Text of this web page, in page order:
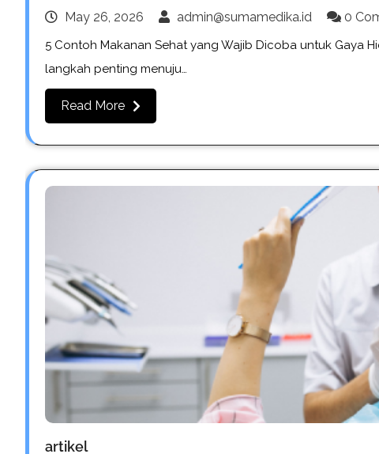
May 26, 2026 admin@sumamedika.id 0
5 Contoh Makanan Sehat yang Wajib Dicoba untuk Gaya
langkah penting menuju…
Read More
artikel